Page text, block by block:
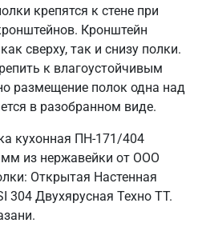
крепятся к стене при
Кронштейн
сверху, так и снизу полки.
к влагоустойчивым
размещение полок одна над
в разобранном виде.
кухонная ПН-171/404
из нержавейки от ООО
Открытая Настенная
304 Двухярусная Техно ТТ.